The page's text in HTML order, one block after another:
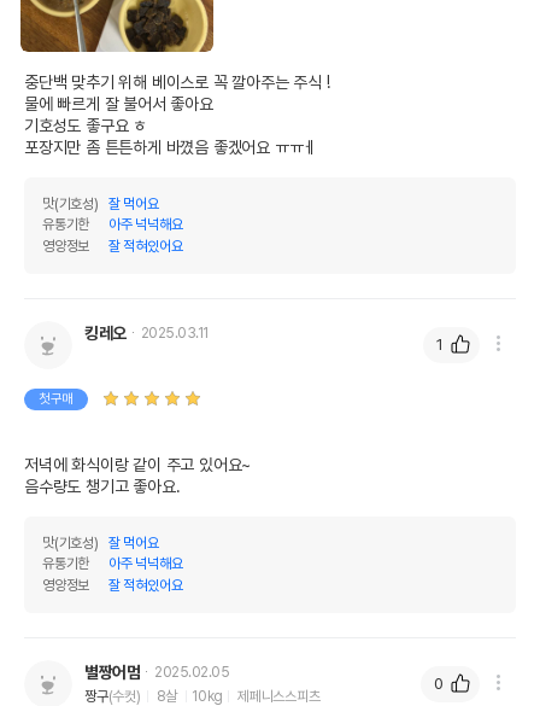
중단백 맞추기 위해 베이스로 꼭 깔아주는 주식 !
물에 빠르게 잘 불어서 좋아요
기호성도 좋구요 ㅎ
포장지만 좀 튼튼하게 바꼈음 좋겠어요 ㅠㅠㅔ
맛(기호성)
잘 먹어요
유통기한
아주 넉넉해요
영양정보
잘 적혀있어요
킹레오 2025.03.11
첫구매
저녁에 화식이랑 같이 주고 있어요~
음수량도 챙기고 좋아요.
맛(기호성)
잘 먹어요
유통기한
아주 넉넉해요
영양정보
잘 적혀있어요
1
별짱어멈
2025.02.05
짱구(수컷) 8살 10kg 제페니스스피츠
0